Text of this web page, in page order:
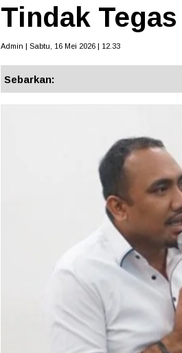
Tindak
Admin | Sabtu, 16 Mei 2026 | 12.33
Sebarkan: